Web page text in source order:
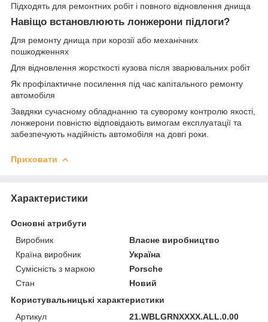
Підходять для ремонтних робіт і повного відновлення днища
Навіщо встановлюють лонжерони підлоги?
Для ремонту днища при корозії або механічних
пошкодженнях
Для відновлення жорсткості кузова після зварювальних робіт
Як профілактичне посилення під час капітального ремонту
автомобіля
Завдяки сучасному обладнанню та суворому контролю якості,
лонжерони повністю відповідають вимогам експлуатації та
забезпечують надійність автомобіля на довгі роки.
Приховати
Характеристики
Основні атрибути
Виробник
Власне виробництво
Країна виробник
Україна
Сумісність з маркою
Porsche
Стан
Новий
Користувальницькі характеристики
Артикул
21.WBLGRNXXXX.ALL.0.00